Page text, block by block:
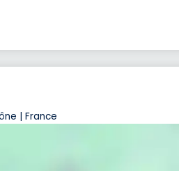
| France